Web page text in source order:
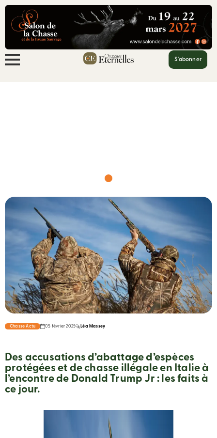
S'abonner
Chasse Actu 05 février 2025 Léa Massey
Des accusations d’abattage d’espèces
protégées et de chasse illégale en Italie à
l’encontre de Donald Trump Jr : les faits à
ce jour.